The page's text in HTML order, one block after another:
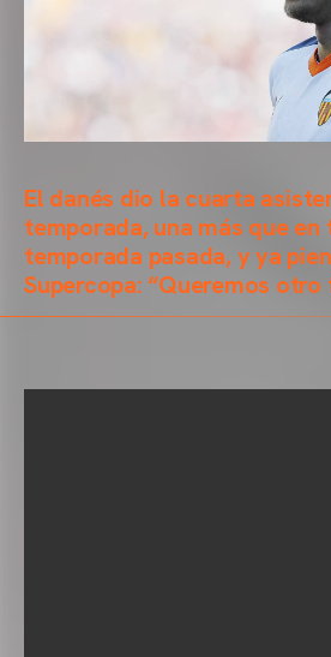
El danés dio la cuarta
temporada, una más que en
temporada pasada, y ya
Supercopa: “Queremos